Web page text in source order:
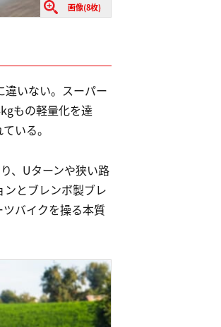
画像(8枚)
いない。スーパー
もの軽量化を達
いる。
、Uターンや狭い路
とブレンボ製ブレ
バイクを操る本質